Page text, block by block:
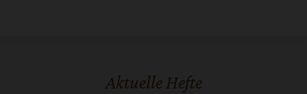
Aktuelle Hefte